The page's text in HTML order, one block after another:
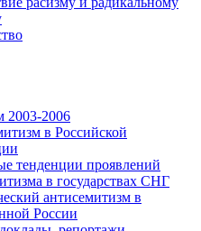
2003-2006
в Российской
тенденции проявлений
в государствах СНГ
антисемитизм в
России